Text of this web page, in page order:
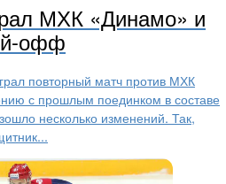
МХК «Динамо» и
офф
повторный матч против МХК
с прошлым поединком в составе
несколько изменений. Так,